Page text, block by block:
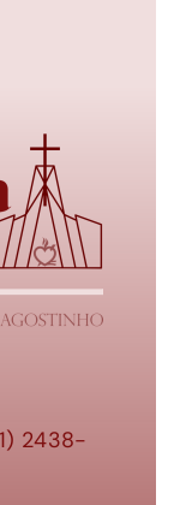
2438-